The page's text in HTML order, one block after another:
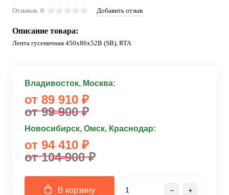
Отзывов: 0 Добавить отзыв
Описание товара:
Лента гусеничная 450x86x52B (SB), RTA
Владивосток, Москва:
от 89 910 ₽
от 99 900 ₽
Новосибирск, Омск, Краснодар:
от 94 410 ₽
от 104 900 ₽
В корзину